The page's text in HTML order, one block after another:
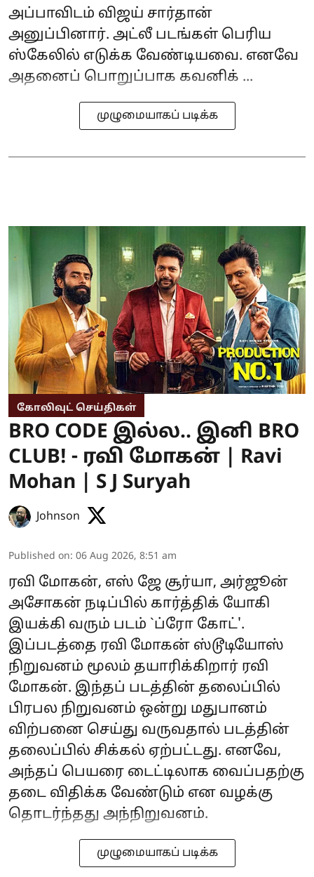
அப்பாவிடம் விஜய் சார்தான்
அனுப்பினார். அட்லீ படங்கள் பெரிய
ஸ்கேலில் எடுக்க வேண்டியவை. எனவே
அதனைப் பொறுப்பாக கவனிக் ...
முழுமையாகப் படிக்க
கோலிவுட் செய்திகள்
BRO CODE இல்ல.. இனி BRO
CLUB! - ரவி மோகன் | Ravi
Mohan | S J Suryah
Johnson
Published on: 06 Aug 2026, 8:51 am
ரவி மோகன், எஸ் ஜே சூர்யா, அர்ஜூன்
அசோகன் நடிப்பில் கார்த்திக் யோகி
இயக்கி வரும் படம் `ப்ரோ கோட்'.
இப்படத்தை ரவி மோகன் ஸ்டூடியோஸ்
நிறுவனம் மூலம் தயாரிக்கிறார் ரவி
மோகன். இந்தப் படத்தின் தலைப்பில்
பிரபல நிறுவனம் ஒன்று மதுபானம்
விற்பனை செய்து வருவதால் படத்தின்
தலைப்பில் சிக்கல் ஏற்பட்டது. எனவே,
அந்தப் பெயரை டைட்டிலாக வைப்பதற்கு
தடை விதிக்க வேண்டும் என வழக்கு
தொடர்ந்தது அந்நிறுவனம்.
முழுமையாகப் படிக்க